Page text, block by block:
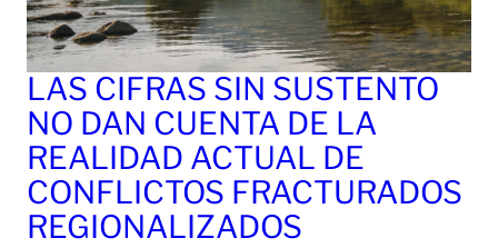
LAS CIFRAS SIN SUSTENTO
NO DAN CUENTA DE LA
REALIDAD ACTUAL DE
CONFLICTOS FRACTURADOS
REGIONALIZADOS